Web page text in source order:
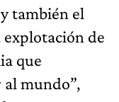
también el
de
que
mundo”,